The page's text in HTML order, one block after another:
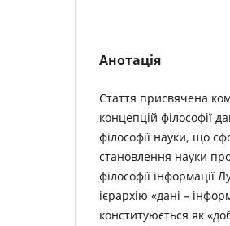
Анотація
Стаття присвячена
концепцій філософії
філософії науки, що
становлення науки
філософії інформації
ієрархію «дані –
конституюється як